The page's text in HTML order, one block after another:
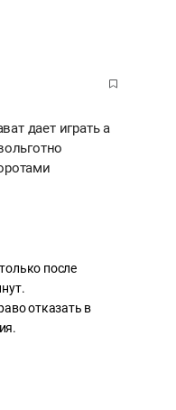
дает играть а
после
отказать в